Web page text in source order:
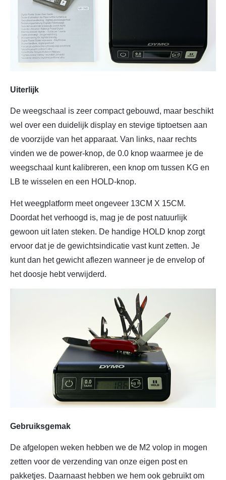
Uiterlijk
De weegschaal is zeer compact gebouwd, maar beschikt
wel over een duidelijk display en stevige tiptoetsen aan
de voorzijde van het apparaat. Van links, naar rechts
vinden we de power-knop, de 0.0 knop waarmee je de
weegschaal kunt kalibreren, een knop om tussen KG en
LB te wisselen en een HOLD-knop.
Het weegplatform meet ongeveer 13CM X 15CM.
Doordat het verhoogd is, mag je de post natuurlijk
gewoon uit laten steken. De handige HOLD knop zorgt
ervoor dat je de gewichtsindicatie vast kunt zetten. Je
kunt dan het gewicht aflezen wanneer je de envelop of
het doosje hebt verwijderd.
Gebruiksgemak
De afgelopen weken hebben we de M2 volop in mogen
zetten voor de verzending van onze eigen post en
pakketjes. Daarnaast hebben we hem ook gebruikt om